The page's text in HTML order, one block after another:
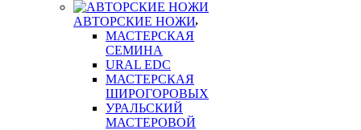
АВТОРСКИЕ НОЖИ
МАСТЕРСКАЯ
СЕМИНА
URAL EDC
МАСТЕРСКАЯ
ШИРОГОРОВЫХ
УРАЛЬСКИЙ
МАСТЕРОВОЙ